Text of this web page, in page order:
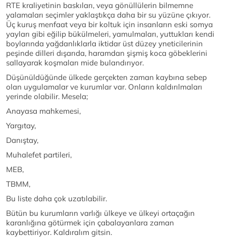
RTE kraliyetinin baskıları, veya gönüllülerin bilmemne
yalamaları seçimler yaklaştıkça daha bir su yüzüne çıkıyor.
Üç kuruş menfaat veya bir koltuk için insanların eski somya
yayları gibi eğilip bükülmeleri, yamulmaları, yuttukları kendi
boylarında yağdanlıklarla iktidar üst düzey yneticilerinin
peşinde dilleri dışarıda, haramdan şişmiş koca göbeklerini
sallayarak koşmaları mide bulandırıyor.
Düşünüldüğünde ülkede gerçekten zaman kaybına sebep
olan uygulamalar ve kurumlar var. Onların kaldırılmaları
yerinde olabilir. Mesela;
Anayasa mahkemesi,
Yargıtay,
Danıştay,
Muhalefet partileri,
MEB,
TBMM,
Bu liste daha çok uzatılabilir.
Bütün bu kurumların varlığı ülkeye ve ülkeyi ortaçağın
karanlığına götürmek için çabalayanlara zaman
kaybettiriyor. Kaldıralım gitsin.